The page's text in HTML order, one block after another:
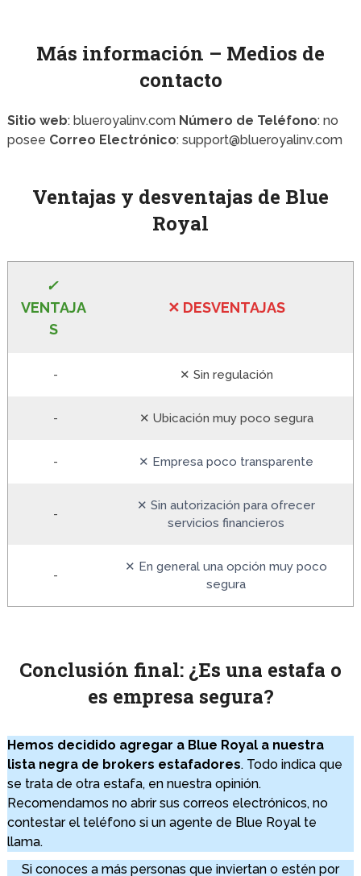
Más información – Medios de
contacto
Sitio web: blueroyalinv.com Número de Teléfono: no
posee Correo Electrónico: support@blueroyalinv.com
Ventajas y desventajas de Blue
Royal
✓
VENTAJA
S
✕ DESVENTAJAS
- ✕ Sin regulación
- ✕ Ubicación muy poco segura
- ✕ Empresa poco transparente
-
✕ Sin autorización para ofrecer
servicios financieros
-
✕ En general una opción muy poco
segura
Conclusión final: ¿Es una estafa o
es empresa segura?
Hemos decidido agregar a Blue Royal a nuestra
lista negra de brokers estafadores. Todo indica que
se trata de otra estafa, en nuestra opinión.
Recomendamos no abrir sus correos electrónicos, no
contestar el teléfono si un agente de Blue Royal te
llama.
Si conoces a más personas que inviertan o estén por